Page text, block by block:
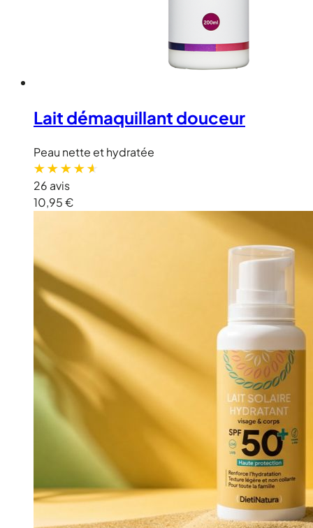
Lait démaquillant douceur
Peau nette et hydratée
26 avis
10,95 €